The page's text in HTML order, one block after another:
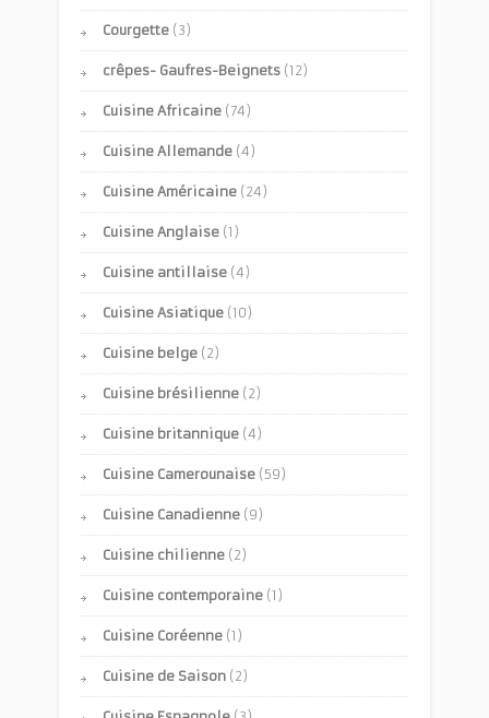
Courgette (3)
crêpes- Gaufres-Beignets (12)
Cuisine Africaine (74)
Cuisine Allemande (4)
Cuisine Américaine (24)
Cuisine Anglaise (1)
Cuisine antillaise (4)
Cuisine Asiatique (10)
Cuisine belge (2)
Cuisine brésilienne (2)
Cuisine britannique (4)
Cuisine Camerounaise (59)
Cuisine Canadienne (9)
Cuisine chilienne (2)
Cuisine contemporaine (1)
Cuisine Coréenne (1)
Cuisine de Saison (2)